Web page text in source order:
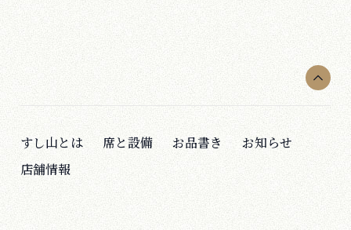
すし山とは 席と設備 お品書き
お知らせ
店舗情報